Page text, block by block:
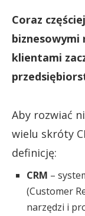
Coraz
klientami
Aby rozwiać
wielu skróty
definicję:
CRM –
(Customer
narzędzi i